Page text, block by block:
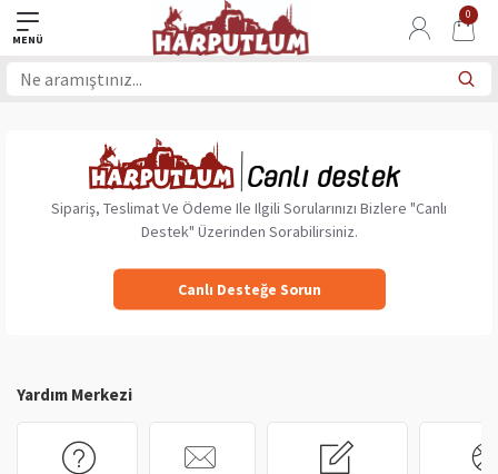
0
Sipariş, Teslimat Ve Ödeme Ile Ilgili Sorularınızı Bizlere "Canlı
Destek" Üzerinden Sorabilirsiniz.
Canlı Desteğe Sorun
Yardım Merkezi